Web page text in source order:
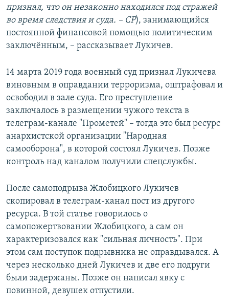
признал, что он незаконно находился под стражей
во время следствия и суда. – СР), занимающийся
постоянной финансовой помощью политическим
заключённым, – рассказывает Лукичев.
14 марта 2019 года военный суд признал Лукичева
виновным в оправдании терроризма, оштрафовал и
освободил в зале суда. Его преступление
заключалось в размещении чужого текста в
телеграм-канале "Прометей" – тогда это был ресурс
анархистской организации "Народная
самооборона", в которой состоял Лукичев. Позже
контроль над каналом получили спецслужбы.
После самоподрыва Жлобицкого Лукичев
скопировал в телеграм-канал пост из другого
ресурса. В той статье говорилось о
самопожертвовании Жлобицкого, а сам он
характеризовался как "сильная личность". При
этом сам поступок подрывника не оправдывался. А
через несколько дней Лукичев и две его подруги
были задержаны. Позже он написал явку с
повинной, девушек отпустили.